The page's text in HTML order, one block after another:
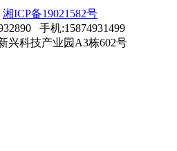
湘ICP备19021582号
手机:15874931499
兴科技产业园A3栋602号